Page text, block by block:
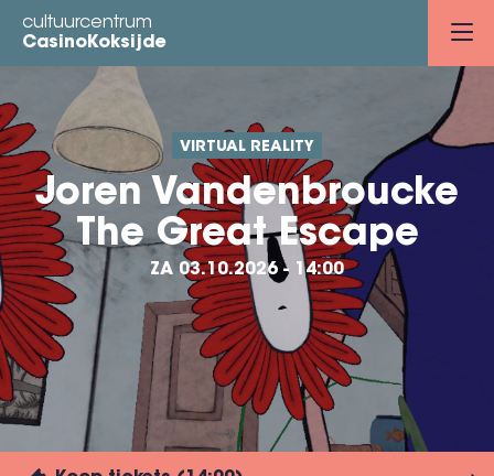
Overslaan
naar
inhoud
gaan
cultuurcentrum
CasinoKoksijde
VIRTUAL REALITY
Joren Vandenbroucke
The Great Escape
ZA 03.10.2026 - 14:00